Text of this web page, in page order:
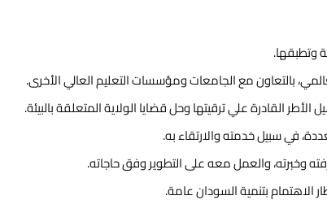
وتطبقها.
بالتعاون مع الجامعات ومؤسسات التعليم العالي الأخرى.
الأطر القادرة علي ترقيتها وحل قضايا الولاية المتعلقة بالبيئة.
في سبيل خدمته والارتقاء به.
وخبرته، والعمل معه على التطوير وفق حاجاته.
الاهتمام بتنمية السودان عامة.